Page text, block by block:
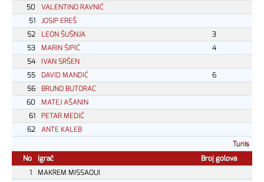
50
VALENTINO RAVNIĆ
51
JOSIP EREŠ
52
LEON ŠUŠNJA
3
53
MARIN ŠIPIĆ
4
54
IVAN SRŠEN
55
DAVID MANDIĆ
6
56
BRUNO BUTORAC
60
MATEJ AŠANIN
61
PETAR MEDIĆ
62
ANTE KALEB
Tunis
No
Igrač
Broj golova
1
MAKREM MISSAOUI